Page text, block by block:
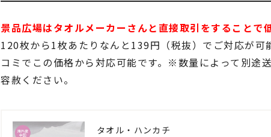
景品広場はタオルメーカーさんと直接取引をすることで
120枚から1枚あたりなんと139円（税抜）でご対応が可
コミでこの価格から対応可能です。※数量によって別途
容赦ください。
タオル・ハンカチ